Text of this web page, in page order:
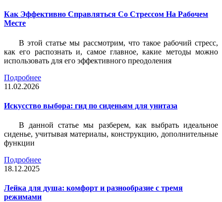
Как Эффективно Справляться Со Стрессом На Рабочем
Месте
В этой статье мы рассмотрим, что такое рабочий стресс,
как его распознать и, самое главное, какие методы можно
использовать для его эффективного преодоления
Подробнее
11.02.2026
Искусство выбора: гид по сиденьям для унитаза
В данной статье мы разберем, как выбрать идеальное
сиденье, учитывая материалы, конструкцию, дополнительные
функции
Подробнее
18.12.2025
Лейка для душа: комфорт и разнообразие с тремя
режимами